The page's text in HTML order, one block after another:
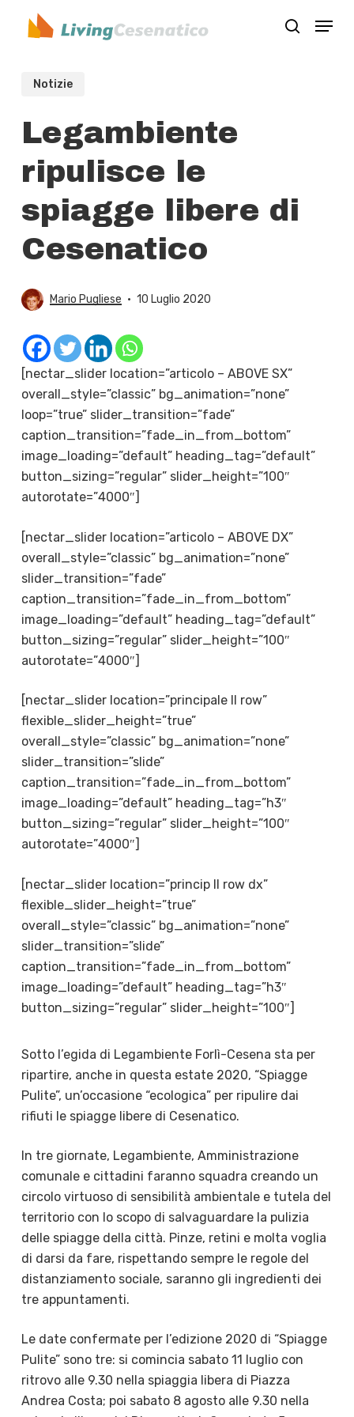
search
Menu
Notizie
Legambiente
ripulisce le
spiagge libere di
Cesenatico
Mario Pugliese 10 Luglio 2020
[nectar_slider location=”articolo – ABOVE SX”
overall_style=”classic” bg_animation=”none”
loop=”true” slider_transition=”fade”
caption_transition=”fade_in_from_bottom”
image_loading=”default” heading_tag=”default”
button_sizing=”regular” slider_height=”100″
autorotate=”4000″]
[nectar_slider location=”articolo – ABOVE DX”
overall_style=”classic” bg_animation=”none”
slider_transition=”fade”
caption_transition=”fade_in_from_bottom”
image_loading=”default” heading_tag=”default”
button_sizing=”regular” slider_height=”100″
autorotate=”4000″]
[nectar_slider location=”principale II row”
flexible_slider_height=”true”
overall_style=”classic” bg_animation=”none”
slider_transition=”slide”
caption_transition=”fade_in_from_bottom”
image_loading=”default” heading_tag=”h3″
button_sizing=”regular” slider_height=”100″
autorotate=”4000″]
[nectar_slider location=”princip II row dx”
flexible_slider_height=”true”
overall_style=”classic” bg_animation=”none”
slider_transition=”slide”
caption_transition=”fade_in_from_bottom”
image_loading=”default” heading_tag=”h3″
button_sizing=”regular” slider_height=”100″]
Sotto l’egida di Legambiente Forlì-Cesena sta per
ripartire, anche in questa estate 2020, “Spiagge
Pulite”, un’occasione “ecologica” per ripulire dai
rifiuti le spiagge libere di Cesenatico.
In tre giornate, Legambiente, Amministrazione
comunale e cittadini faranno squadra creando un
circolo virtuoso di sensibilità ambientale e tutela del
territorio con lo scopo di salvaguardare la pulizia
delle spiagge della città. Pinze, retini e molta voglia
di darsi da fare, rispettando sempre le regole del
distanziamento sociale, saranno gli ingredienti dei
tre appuntamenti.
Le date confermate per l’edizione 2020 di “Spiagge
Pulite” sono tre: si comincia sabato 11 luglio con
ritrovo alle 9.30 nella spiaggia libera di Piazza
Andrea Costa; poi sabato 8 agosto alle 9.30 nella